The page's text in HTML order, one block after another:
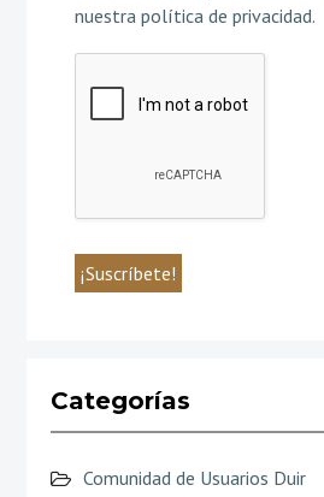
nuestra política de privacidad.
Categorías
Comunidad de Usuarios Duir